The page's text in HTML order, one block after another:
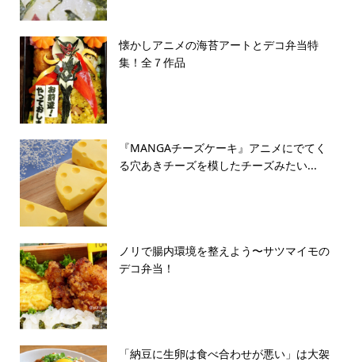
懐かしアニメの海苔アートとデコ弁当特
集！全７作品
『MANGAチーズケーキ』アニメにでてく
る穴あきチーズを模したチーズみたい...
ノリで腸内環境を整えよう〜サツマイモの
デコ弁当！
「納豆に生卵は食べ合わせが悪い」は大袈